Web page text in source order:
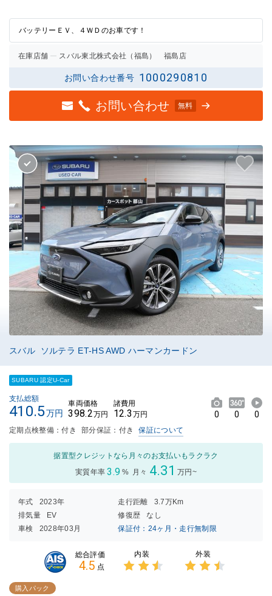
2.5点
の評価
2.5点
バッテリーＥＶ、４ＷＤのお車です！
在庫店舗 スバル東北株式会社（福島） 福島店
お問い合わせ番号 1000290810
お問い合わせ 無料
スバル ソルテラ ET-HS AWD ハーマンカードン
SUBARU 認定U-Car
支払総額
410.5万円
車両価格
398.2万円
諸費用
12.3 万円 0 0 0
定期点検整備：付き 部分保証：付き 保証について
据置型クレジットなら月々のお支払いもラクラク
実質年率 3.9 % 月々 4.31 万円~
年式 2023年 走行距離
3.7万Km
排気量
EV 修復歴
なし
車検
2028年03月 保証付：24ヶ月・走行無制限
総合評価
4.5 点
内装 外装
購入パック